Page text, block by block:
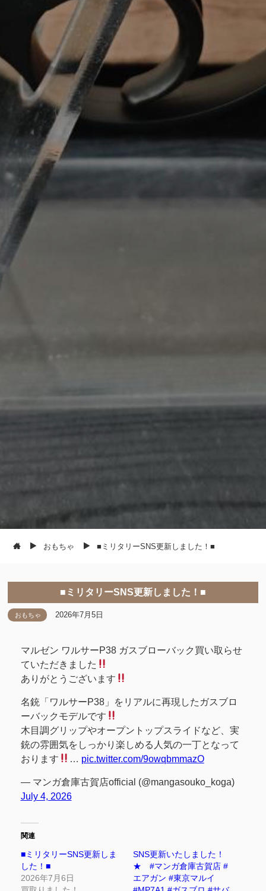
おもちゃ ■ミリタリーSNS更新しました！■
■ミリタリーSNS更新しました！■
おもちゃ 2026年7月5日
マルゼン ワルサーP38 ガスブローバック買い取らせ
ていただきました
ありがとうございます
名銃「ワルサーP38」をリアルに再現したガスブロ
ーバックモデルです
木目調グリップやオープントップスライドなど、実
銃の雰囲気をしっかり楽しめる人気の一丁となって
おります
… pic.twitter.com/9owqbmmazO
— マンガ倉庫古賀店official (@mangasouko_koga)
July 4, 2026
関連
■ミリタリーSNS更新しま
した！■
2026年7月6日
SNS更新いたしました！
★ #マンガ倉庫古賀店 #
エアガン #東京マルイ